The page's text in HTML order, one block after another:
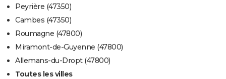
Peyrière (47350)
Cambes (47350)
Roumagne (47800)
Miramont-de-Guyenne (47800)
Allemans-du-Dropt (47800)
Toutes les villes